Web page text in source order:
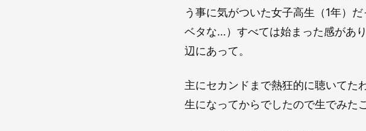
う事に気がついた女子高生（1年）
ベタな…）すべては始まった感があ
辺にあって。
主にセカンドまで熱狂的に聴いてた
生になってからでしたので生でみた